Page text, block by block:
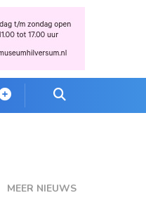
MEER NIEUWS